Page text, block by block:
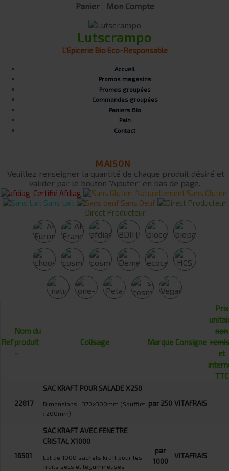
Panier Mon Compte
Lutscrampo
L'Epicerie Bio Eco-Responsable
Accueil
Promos magasins
Promos groupées
Commandes groupées
Paniers Bio
Pain
Contact
MAISON
Veuillez renseigner la quantité de chaque produit désiré et
valider par le bouton "Ajouter" en bas de page.
Certifié Afdiag
Naturellement Sans Gluten
Sans Lait
Sans Oeuf
Direct Producteur
Ref
Nom du
produit
-
Colisage Marque Consigne
Prix
non
et
TTC
22817
SAC KRAFT POUR SALADE X250
Dimensions : 370x300mm (Soufflet
: 200mm)
par 250 VITAFRAIS
16501
SAC KRAFT AVEC FENETRE
CRISTAL X1000
Lot de 1000 sachets kraft pour les
fruits secs et légumineuses
par
1000
VITAFRAIS